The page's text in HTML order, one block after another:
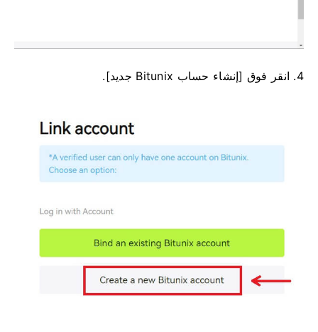
4. انقر فوق [إنشاء حساب Bitunix جديد].